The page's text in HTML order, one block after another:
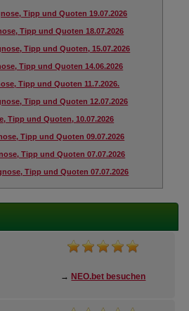
Tipp und Quoten 19.07.2026
Tipp und Quoten 18.07.2026
Tipp und Quoten, 15.07.2026
Tipp und Quoten 14.06.2026
Tipp und Quoten 11.7.2026.
Tipp und Quoten 12.07.2026
Tipp und Quoten, 10.07.2026
Tipp und Quoten 09.07.2026
Tipp und Quoten 07.07.2026
Tipp und Quoten 07.07.2026
→ NEO.bet besuchen